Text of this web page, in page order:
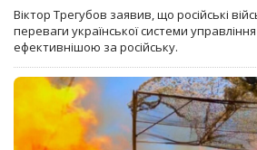
Віктор Трегубов заявив, що російські
переваги української системи
ефективнішою за російську.